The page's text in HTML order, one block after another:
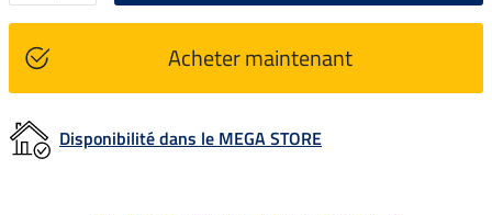
Acheter maintenant
Disponibilité dans le MEGA STORE